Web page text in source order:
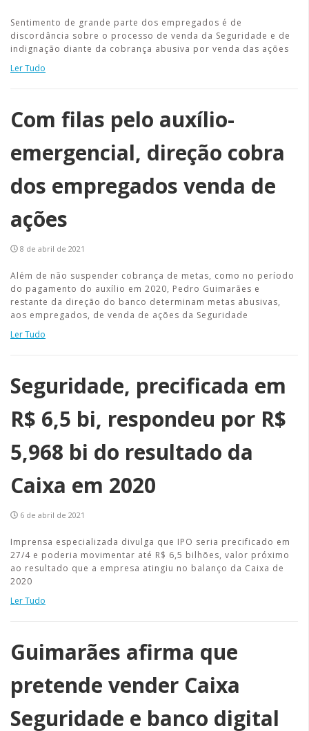
Sentimento de grande parte dos empregados é de
discordância sobre o processo de venda da Seguridade e de
indignação diante da cobrança abusiva por venda das ações
Ler Tudo
Com filas pelo auxílio-
emergencial, direção cobra
dos empregados venda de
ações
8 de abril de 2021
Além de não suspender cobrança de metas, como no período
do pagamento do auxílio em 2020, Pedro Guimarães e
restante da direção do banco determinam metas abusivas,
aos empregados, de venda de ações da Seguridade
Ler Tudo
Seguridade, precificada em
R$ 6,5 bi, respondeu por R$
5,968 bi do resultado da
Caixa em 2020
6 de abril de 2021
Imprensa especializada divulga que IPO seria precificado em
27/4 e poderia movimentar até R$ 6,5 bilhões, valor próximo
ao resultado que a empresa atingiu no balanço da Caixa de
2020
Ler Tudo
Guimarães afirma que
pretende vender Caixa
Seguridade e banco digital